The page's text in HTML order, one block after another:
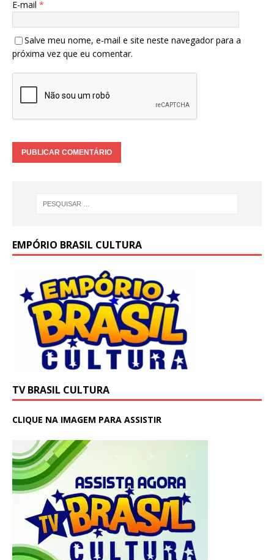
E-mail *
Salve meu nome, e-mail e site neste navegador para a
próxima vez que eu comentar.
EMPÓRIO BRASIL CULTURA
TV BRASIL CULTURA
CLIQUE NA IMAGEM PARA ASSISTIR